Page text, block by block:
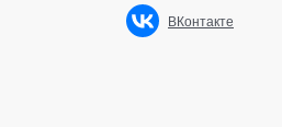
ВКонтакте